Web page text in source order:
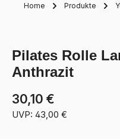
Home Produkte
Pilates Rolle
Anthrazit
30,10 €
UVP: 43,00 €